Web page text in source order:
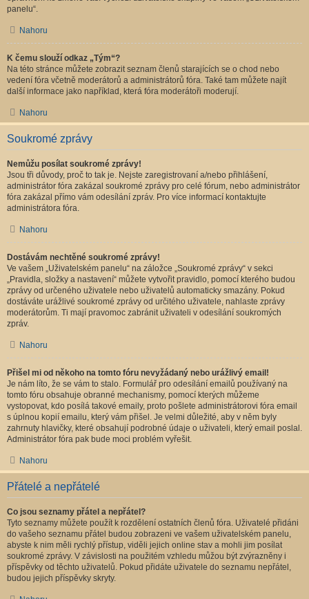
panelu“.
Nahoru
K čemu slouží odkaz „Tým“?
Na této stránce můžete zobrazit seznam členů starajících se o chod nebo
vedení fóra včetně moderátorů a administrátorů fóra. Také tam můžete najít
další informace jako například, která fóra moderátoři moderují.
Nahoru
Soukromé zprávy
Nemůžu posílat soukromé zprávy!
Jsou tři důvody, proč to tak je. Nejste zaregistrovaní a/nebo přihlášení,
administrátor fóra zakázal soukromé zprávy pro celé fórum, nebo administrátor
fóra zakázal přímo vám odesílání zpráv. Pro více informací kontaktujte
administrátora fóra.
Nahoru
Dostávám nechtěné soukromé zprávy!
Ve vašem „Uživatelském panelu“ na záložce „Soukromé zprávy“ v sekci
„Pravidla, složky a nastavení“ můžete vytvořit pravidlo, pomocí kterého budou
zprávy od určeného uživatele nebo uživatelů automaticky smazány. Pokud
dostáváte urážlivé soukromé zprávy od určitého uživatele, nahlaste zprávy
moderátorům. Ti mají pravomoc zabránit uživateli v odesílání soukromých
zpráv.
Nahoru
Přišel mi od někoho na tomto fóru nevyžádaný nebo urážlivý email!
Je nám líto, že se vám to stalo. Formulář pro odesílání emailů používaný na
tomto fóru obsahuje obranné mechanismy, pomocí kterých můžeme
vystopovat, kdo posílá takové emaily, proto pošlete administrátorovi fóra email
s úplnou kopií emailu, který vám přišel. Je velmi důležité, aby v něm byly
zahrnuty hlavičky, které obsahují podrobné údaje o uživateli, který email poslal.
Administrátor fóra pak bude moci problém vyřešit.
Nahoru
Přátelé a nepřátelé
Co jsou seznamy přátel a nepřátel?
Tyto seznamy můžete použít k rozdělení ostatních členů fóra. Uživatelé přidáni
do vašeho seznamu přátel budou zobrazeni ve vašem uživatelském panelu,
abyste k nim měli rychlý přístup, viděli jejich online stav a mohli jim posílat
soukromé zprávy. V závislosti na použitém vzhledu můžou být zvýrazněny i
příspěvky od těchto uživatelů. Pokud přidáte uživatele do seznamu nepřátel,
budou jejich příspěvky skryty.